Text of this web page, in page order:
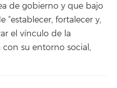
de gobierno y que bajo
“establecer, fortalecer y,
el vínculo de la
con su entorno social,